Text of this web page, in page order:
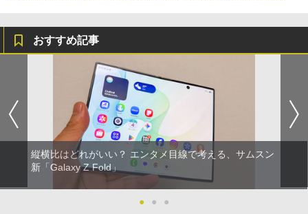
おすすめ記事
縦横比はどれがいい？ エンタメ目線で考える、サムスン
新「Galaxy Z Fold」
● ● ●